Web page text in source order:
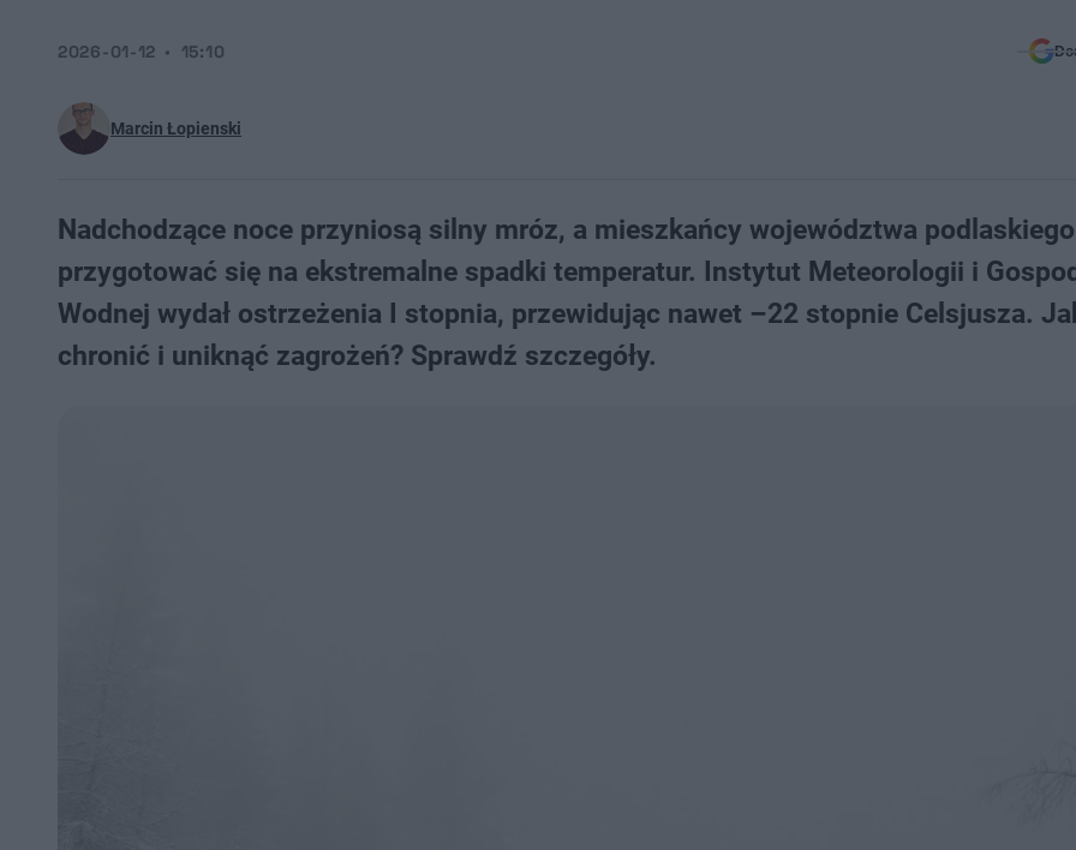
Marcin Łopienski
2026-01-12 15:10
Nadchodzące noce przyniosą silny mróz, a mieszkańcy województwa
przygotować się na ekstremalne spadki temperatur. Instytut Meteorologii i
Wodnej wydał ostrzeżenia I stopnia, przewidując nawet –22 stopnie Celsjusza.
chronić i uniknąć zagrożeń? Sprawdź szczegóły.